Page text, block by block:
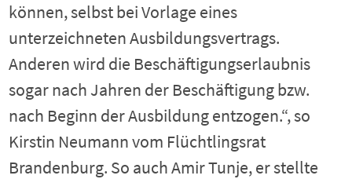
können, selbst bei Vorlage eines
unterzeichneten Ausbildungsvertrags.
Anderen wird die Beschäftigungserlaubnis
sogar nach Jahren der Beschäftigung bzw.
nach Beginn der Ausbildung entzogen.“, so
Kirstin Neumann vom Flüchtlingsrat
Brandenburg. So auch Amir Tunje, er stellte